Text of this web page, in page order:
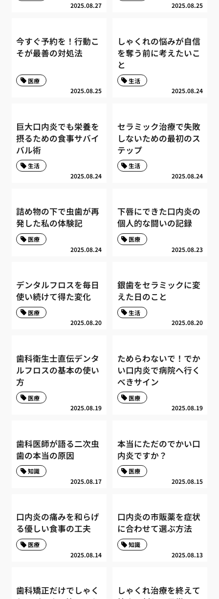
2025.08.27 2025.08.25
今すぐ予約を！行動こ
そが最善の対処法
2025.08.25
医療
しゃくれの悩みが自信
を奪う前に考えたいこ
と
2025.08.24
生活
巨大口内炎でも栄養を
摂るための食事サバイ
バル術
2025.08.24
生活
セラミック治療で失敗
しないための最初のス
テップ
2025.08.24
生活
詰め物の下で虫歯が再
発した私の体験記
2025.08.24
医療
下唇にできた口内炎の
個人的な闘いの記録
2025.08.23
医療
デンタルフロスを毎日
使い続けて得た変化
2025.08.20
医療
銀歯をセラミックに変
えた日のこと
2025.08.20
生活
歯科衛生士直伝デンタ
ルフロスの基本の使い
方
2025.08.19
医療
ためらわないで！でか
い口内炎で病院へ行く
べきサイン
2025.08.19
医療
歯科医師が語る二次虫
歯の本当の原因
2025.08.17
知識
本当にただのでかい口
内炎ですか？
2025.08.15
医療
口内炎の痛みを和らげ
る優しい食事の工夫
2025.08.14
医療
口内炎の市販薬を症状
に合わせて選ぶ方法
2025.08.13
知識
歯科矯正だけでしゃく
しゃくれ治療を終えて